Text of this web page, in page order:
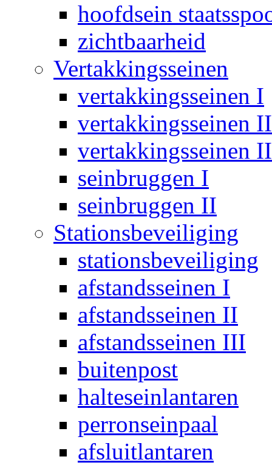
hoofdsein
zichtbaarheid
Vertakkingsseinen
vertakkingsseinen I
vertakkingsseinen II
vertakkingsseinen
seinbruggen I
seinbruggen II
Stationsbeveiliging
stationsbeveiliging
afstandsseinen I
afstandsseinen II
afstandsseinen III
buitenpost
halteseinlantaren
perronseinpaal
afsluitlantaren